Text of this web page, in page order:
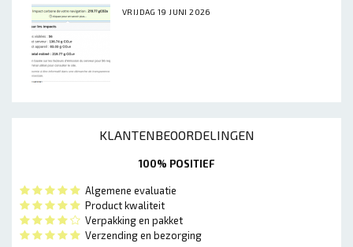
VRIJDAG 19 JUNI 2026
KLANTENBEOORDELINGEN
100% POSITIEF
Algemene evaluatie
Product kwaliteit
Verpakking en pakket
Verzending en bezorging